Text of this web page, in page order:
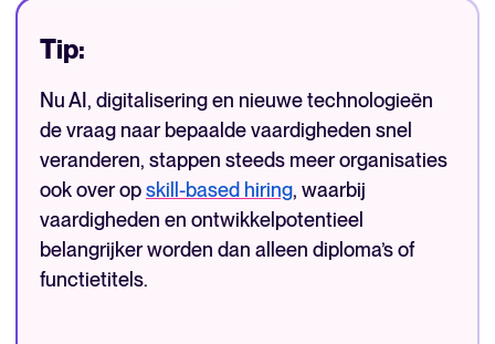
Tip:
Nu AI, digitalisering en nieuwe technologieën
de vraag naar bepaalde vaardigheden snel
veranderen, stappen steeds meer organisaties
ook over opskill-based hiring, waarbij
vaardigheden en ontwikkelpotentieel
belangrijker worden dan alleen diploma’s of
functietitels.